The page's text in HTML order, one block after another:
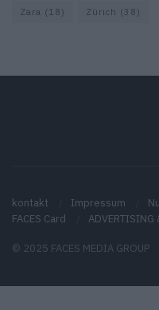
Zara (18) Zürich (38)
kontakt Impressum
FACES Card
ADVERTISING
© 2025 FACES MEDIA GROUP